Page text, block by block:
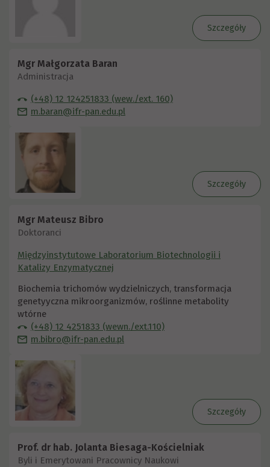
Mgr Małgorzata Baran
Administracja
Szczegóły
(+48) 12 124251833 (wew./ext. 160)
m.baran@ifr-pan.edu.pl
Mgr Mateusz Bibro
Doktoranci
Międzyinstytutowe Laboratorium Biotechnologii i
Katalizy Enzymatycznej
Biochemia trichomów wydzielniczych, transformacja
genetyyczna mikroorganizmów, roślinne metabolity
wtórne
Szczegóły
(+48) 12 4251833 (wewn./ext.110)
m.bibro@ifr-pan.edu.pl
Prof. dr hab. Jolanta Biesaga-Kościelniak
Byli i Emerytowani Pracownicy Naukowi
Szczegóły